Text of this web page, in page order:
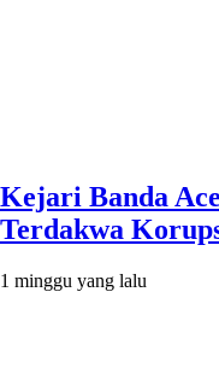
Kejari Banda
Terdakwa
1 minggu yang lalu